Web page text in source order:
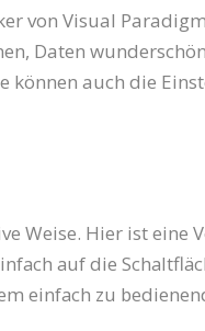
von Visual
Daten
können auch die
Weise. Hier ist eine
auf die
einfach zu